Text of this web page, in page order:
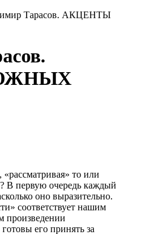
Тарасов. АКЦЕНТЫ
то или
В первую очередь каждый
оно выразительно.
соответствует нашим
произведении
его принять за